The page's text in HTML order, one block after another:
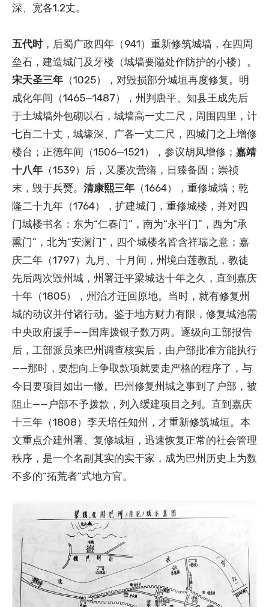
深、宽各1.2丈。
五代时，后蜀广政四年（941）重新修筑城墙，在四周
垒石，建造城门及牙楼（城墙要隘处作防护的小楼）。
宋天圣三年 （1025），对毁损部分城垣再度修复。明
成化年间（1465—1487），州判唐平、知县王成先后
于土城墙外包砌以石，城墙高一丈二尺，周围四里，计
七百二十丈，城壕深、广各一丈二尺，四城门之上增修
楼台；正德年间（1506—1521），参议胡凤增修； 嘉靖
十八年 （1539）后，又屡次营缮，日臻备固；崇祯
末，毁于兵燹。 清康熙三年 （1664），重修城墙；乾
隆二十九年（1764），扩建城门，重修城楼，并对四
门城楼书名：东为“仁春门”，南为“永平门”，西为“承
熏门”，北为“安澜门”，四个城楼名皆含祥瑞之意；嘉
庆二年（1797）九月、十月间，州境白莲教乱，教徒
先后两次毁州城，州署迁平梁城达十年之久，直到嘉庆
十年（1805），州治才迁回原地。当时，就有修复州
城的动议并付诸行动。鉴于地方财力有限，修复城池需
中央政府援手——国库拨银子数万两。逐级向工部报告
后，工部派员来巴州调查核实后，由户部批准方能执行
——那时，要想向上争取款项就要走严格的程序了，与
今日要项目如出一辙。巴州修复州城之事到了户部，被
阻止——户部不予拨款，列入缓建项目之列。直到嘉庆
十三年（1808）李天培任知州，才重新修筑城垣。本
文重点介建州署、复修城垣，迅速恢复正常的社会管理
秩序，是一个名副其实的实干家，成为巴州历史上为数
不多的“拓荒者”式地方官。